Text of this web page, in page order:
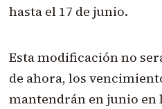
hasta el 17 de junio.
Esta modificación no
de ahora, los
mantendrán en junio en